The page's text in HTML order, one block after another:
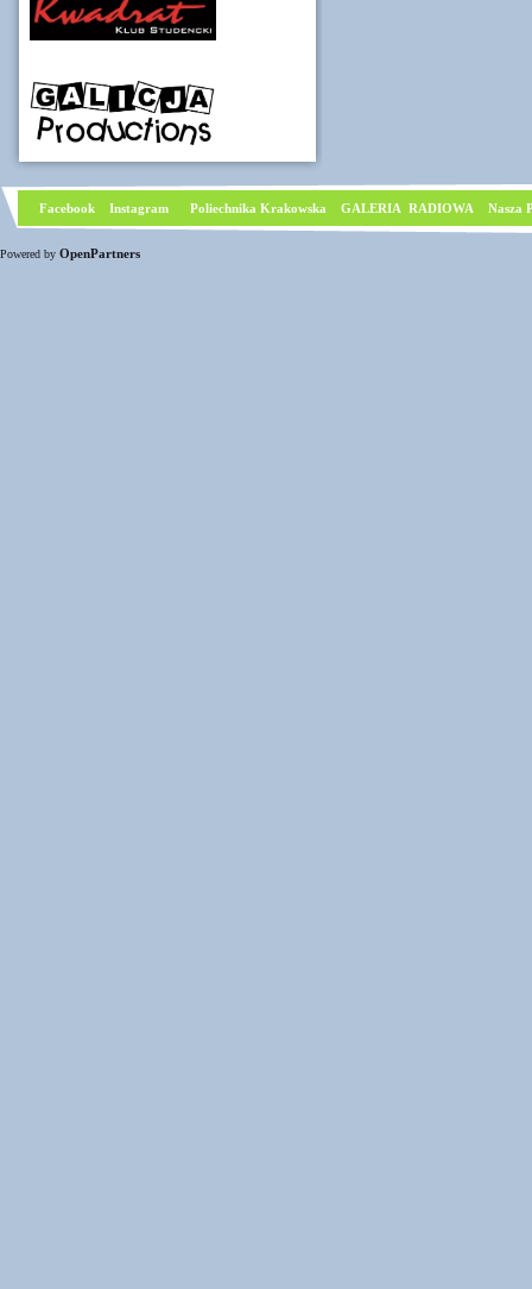
Facebook Instagram Poliechnika Krakowska GALERIA RADIOWA Nasza
Powered by OpenPartners